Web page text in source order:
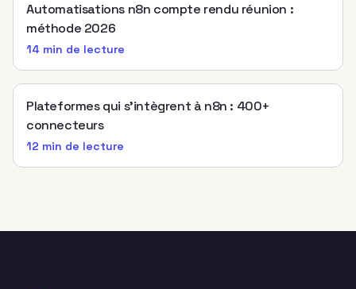
Automatisations n8n compte rendu réunion :
méthode 2026
14 min de lecture
Plateformes qui s’intègrent à n8n : 400+
connecteurs
12 min de lecture